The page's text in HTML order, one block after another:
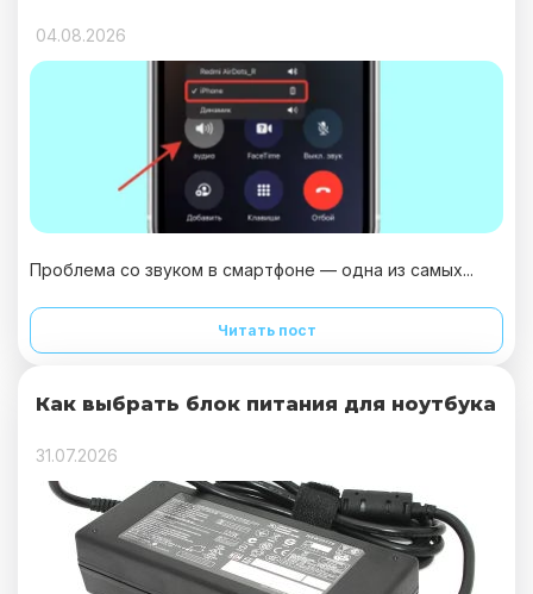
04.08.2026
Проблема со звуком в смартфоне — одна из самых...
Читать пост
Как выбрать блок питания для ноутбука
31.07.2026